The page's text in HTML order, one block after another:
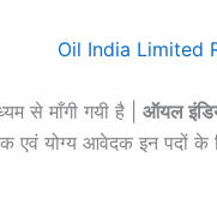
से माँगी गयी है | ऑयल
एवं योग्य आवेदक इन पदों के